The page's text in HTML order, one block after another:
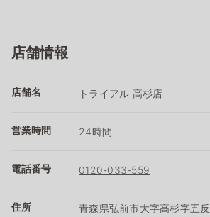
店舗情報
店舗名 トライアル 高杉店
営業時間 24時間
電話番号 0120-033-559
住所 青森県弘前市大字高杉字五